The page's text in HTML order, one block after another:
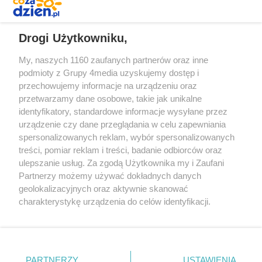
Redakcja Reklama Prywatność
Praca Łódź
the:protocol
Facebook.com
Youtube.com
Drogi Użytkowniku,
My, naszych 1160 zaufanych partnerów oraz inne
podmioty z Grupy 4media uzyskujemy dostęp i
przechowujemy informacje na urządzeniu oraz
przetwarzamy dane osobowe, takie jak unikalne
identyfikatory, standardowe informacje wysyłane przez
urządzenie czy dane przeglądania w celu zapewniania
spersonalizowanych reklam, wybór spersonalizowanych
treści, pomiar reklam i treści, badanie odbiorców oraz
ulepszanie usług. Za zgodą Użytkownika my i Zaufani
Partnerzy możemy używać dokładnych danych
geolokalizacyjnych oraz aktywnie skanować
charakterystykę urządzenia do celów identyfikacji.
zmienić/wycofać klikając przycisk ustawień prywatności
PARTNERZY USTAWIENIA